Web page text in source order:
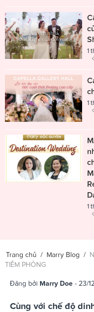
1
1
1
Trang chủ / Marry Blog /
TIÊM PHÒNG
Đăng bởi Marry Doe - 23/
Cùng với chế độ